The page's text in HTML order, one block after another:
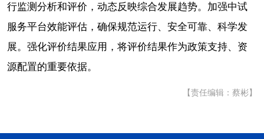
行监测分析和评价，动态反映综合发展趋势。加强中试
服务平台效能评估，确保规范运行、安全可靠、科学发
展。强化评价结果应用，将评价结果作为政策支持、资
源配置的重要依据。
【责任编辑：蔡彬】